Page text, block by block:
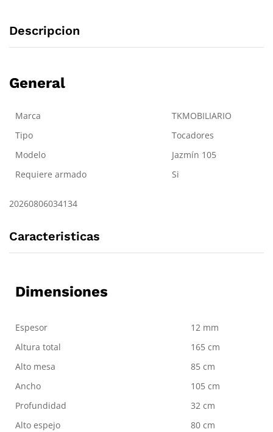
Descripcion
General
Marca
TKMOBILIARIO
Tipo
Tocadores
Modelo
Jazmín 105
Requiere armado
Si
20260806034134
Caracteristicas
Dimensiones
Espesor
12 mm
Altura total
165 cm
Alto mesa
85 cm
Ancho
105 cm
Profundidad
32 cm
Alto espejo
80 cm